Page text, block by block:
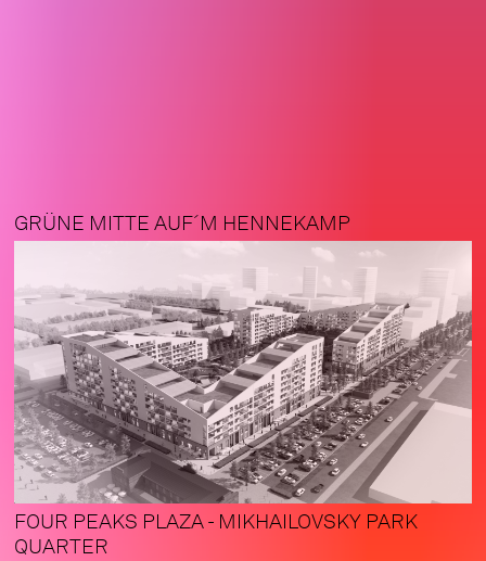
GRÜNE MITTE AUF´M HENNEKAMP
FOUR PEAKS PLAZA - MIKHAILOVSKY PARK
QUARTER